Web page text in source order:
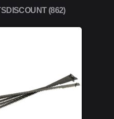
(862)